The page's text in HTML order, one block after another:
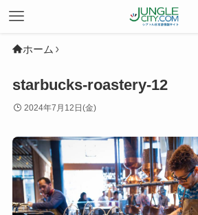
ホーム
starbucks-roastery-12
2024年7月12日(金)